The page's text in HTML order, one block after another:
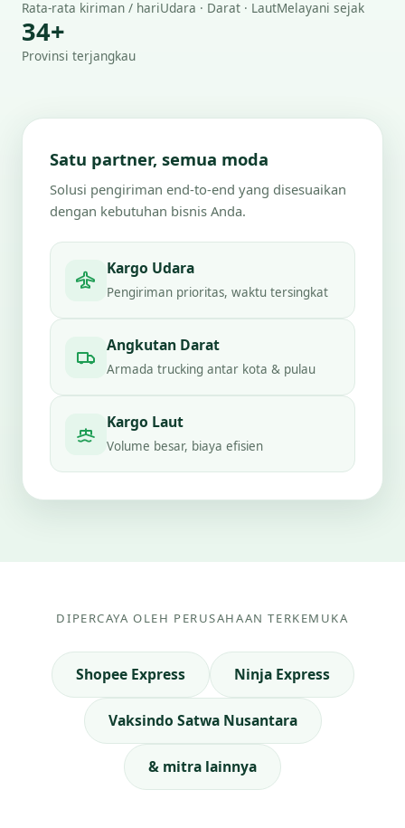
Rata-rata kiriman / hariUdara · Darat · LautMelayani sejak
34+
Provinsi terjangkau
Satu partner, semua moda
Solusi pengiriman end-to-end yang disesuaikan
dengan kebutuhan bisnis Anda.
Kargo Udara
Pengiriman prioritas, waktu tersingkat
Angkutan Darat
Armada trucking antar kota & pulau
Kargo Laut
Volume besar, biaya efisien
DIPERCAYA OLEH PERUSAHAAN TERKEMUKA
Shopee Express Ninja Express
Vaksindo Satwa Nusantara
& mitra lainnya